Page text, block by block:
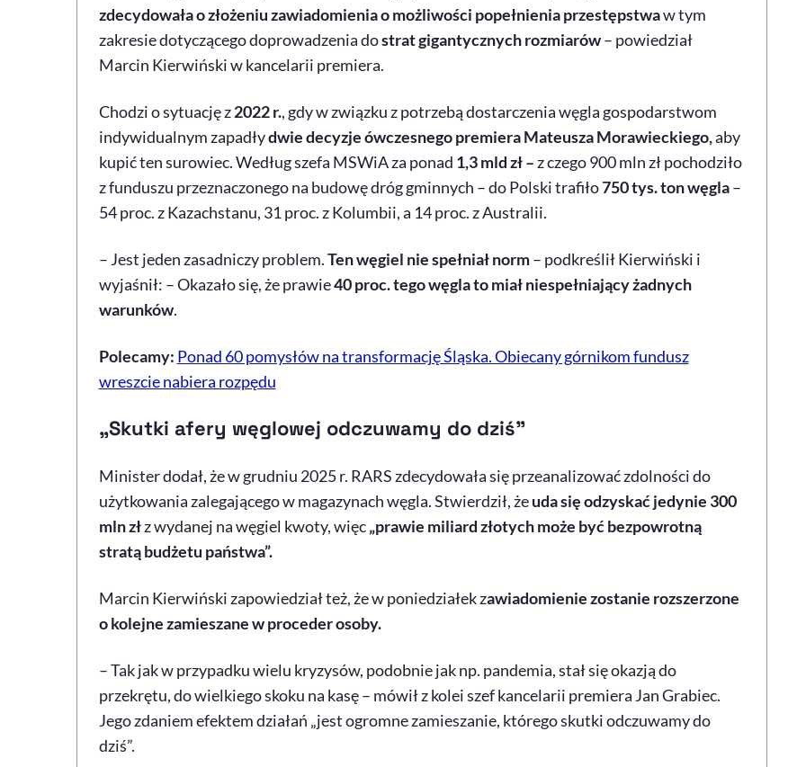
zdecydowała o złożeniu zawiadomienia o możliwości popełnienia przestępstwaw tym
zakresie dotyczącego doprowadzenia dostrat gigantycznych rozmiarów– powiedział
Marcin Kierwiński w kancelarii premiera.
Chodzi o sytuację z2022 r., gdy w związku z potrzebą dostarczenia węgla gospodarstwom
indywidualnym zapadłydwie decyzje ówczesnego premiera Mateusza Morawieckiego,aby
kupić ten surowiec. Według szefa MSWiA za ponad 1,3 mld zł – z czego 900 mln zł pochodziło
z funduszu przeznaczonego na budowę dróg gminnych –do Polski trafiło750 tys. ton węgla–
54 proc. z Kazachstanu, 31 proc. z Kolumbii, a 14 proc. z Australii.
– Jest jeden zasadniczy problem.Ten węgiel nie spełniał norm– podkreślił Kierwiński i
wyjaśnił: – Okazało się, że prawie40 proc. tego węgla to miał niespełniający żadnych
warunków.
Polecamy: Ponad 60 pomysłów na transformację Śląska. Obiecany górnikom fundusz
wreszcie nabiera rozpędu
„Skutki afery węglowej odczuwamy do dziś”
Minister dodał, że w grudniu 2025 r. RARS zdecydowała się przeanalizować zdolności do
użytkowania zalegającego w magazynach węgla. Stwierdził, żeuda się odzyskać jedynie 300
mln złz wydanej na węgiel kwoty, więc„prawie miliard złotych może być bezpowrotną
stratą budżetu państwa”.
Marcin Kierwiński zapowiedział też, że w poniedziałek zawiadomienie zostanie rozszerzone
o kolejne zamieszane w proceder osoby.
– Tak jak w przypadku wielu kryzysów, podobnie jak np. pandemia, stał się okazją do
przekrętu, do wielkiego skoku na kasę – mówił z kolei szef kancelarii premiera Jan Grabiec.
Jego zdaniem efektem działań „jest ogromne zamieszanie, którego skutki odczuwamy do
dziś”.